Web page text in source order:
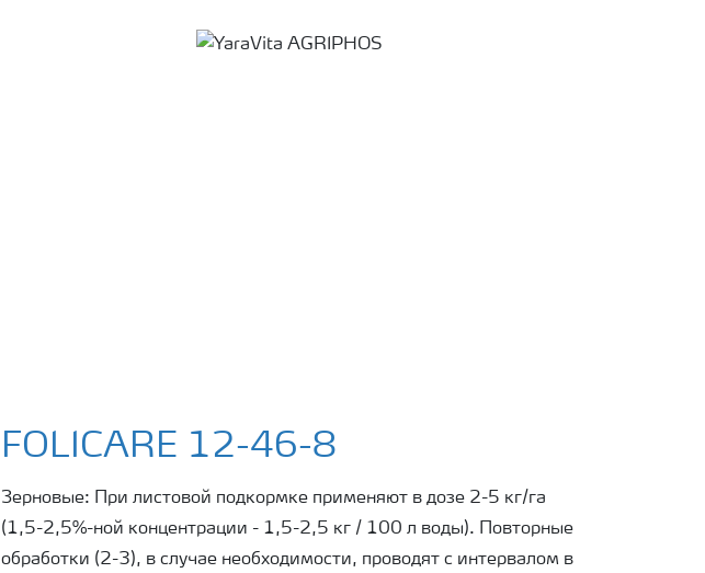
FOLICARE 12-46-8
Зерновые: При листовой подкормке применяют в дозе 2-5 кг/га
(1,5-2,5%-ной концентрации - 1,5-2,5 кг / 100 л воды). Повторные
обработки (2-3), в случае необходимости, проводят с интервалом в